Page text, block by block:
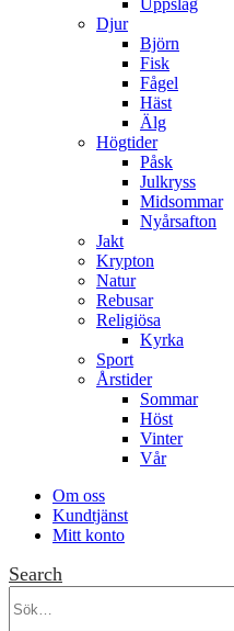
Uppslag
Djur
Björn
Fisk
Fågel
Häst
Älg
Högtider
Påsk
Julkryss
Midsommar
Nyårsafton
Jakt
Krypton
Natur
Rebusar
Religiösa
Kyrka
Sport
Årstider
Sommar
Höst
Vinter
Vår
Om oss
Kundtjänst
Mitt konto
Search